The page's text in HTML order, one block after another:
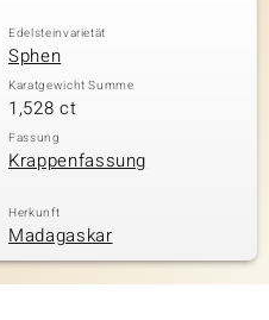
Edelsteinvarietät
Sphen
Karatgewicht Summe
1,528 ct
Fassung
Krappenfassung
Herkunft
Madagaskar